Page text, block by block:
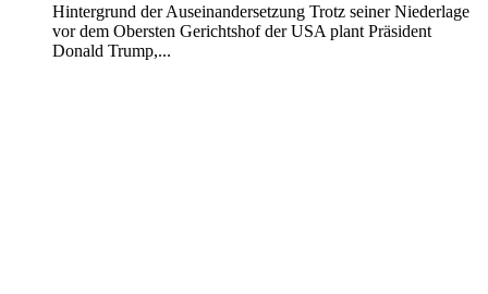
Hintergrund der Auseinandersetzung Trotz seiner Niederlage
vor dem Obersten Gerichtshof der USA plant Präsident
Donald Trump,...